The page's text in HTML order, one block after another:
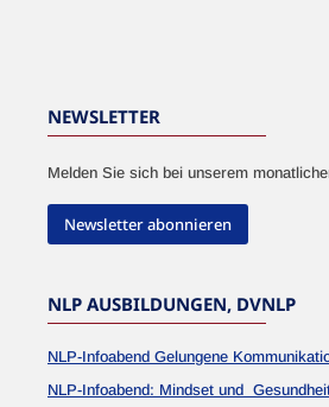
NEWSLETTER
Melden Sie sich bei unserem
Newsletter abonnieren
NLP AUSBILDUNGEN, DVNLP
NLP-Infoabend Gelungene
NLP-Infoabend: Mindset und